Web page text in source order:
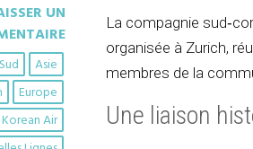
UN
Asie
Europe
Korean Air
La compagnie
organisée à Zurich,
membres de la
Une liaison